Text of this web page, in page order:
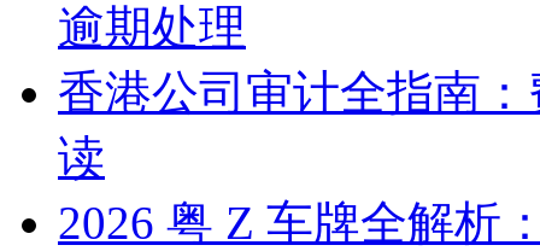
逾期处理
香港公司审计全指南
读
2026 粤 Z 车牌全解析